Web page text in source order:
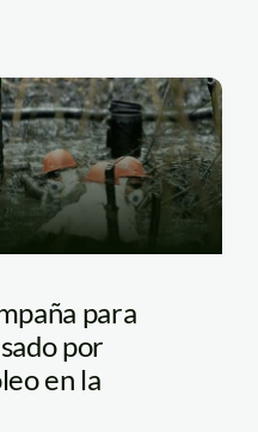
para
por
en la